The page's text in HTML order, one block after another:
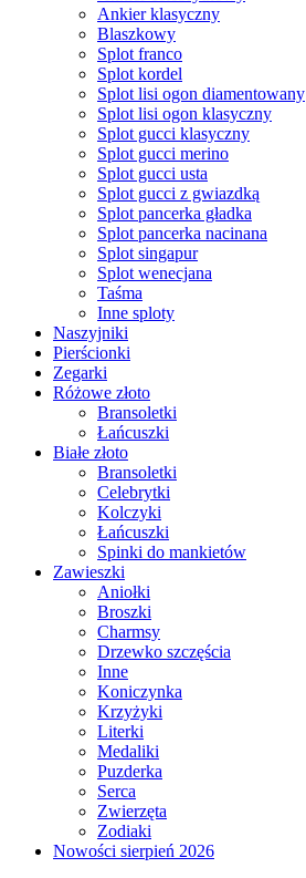
Ankier klasyczny
Blaszkowy
Splot franco
Splot kordel
Splot lisi ogon diamentowany
Splot lisi ogon klasyczny
Splot gucci klasyczny
Splot gucci merino
Splot gucci usta
Splot gucci z gwiazdką
Splot pancerka gładka
Splot pancerka nacinana
Splot singapur
Splot wenecjana
Taśma
Inne sploty
Naszyjniki
Pierścionki
Zegarki
Różowe złoto
Bransoletki
Łańcuszki
Białe złoto
Bransoletki
Celebrytki
Kolczyki
Łańcuszki
Spinki do mankietów
Zawieszki
Aniołki
Broszki
Charmsy
Drzewko szczęścia
Inne
Koniczynka
Krzyżyki
Literki
Medaliki
Puzderka
Serca
Zwierzęta
Zodiaki
Nowości sierpień 2026